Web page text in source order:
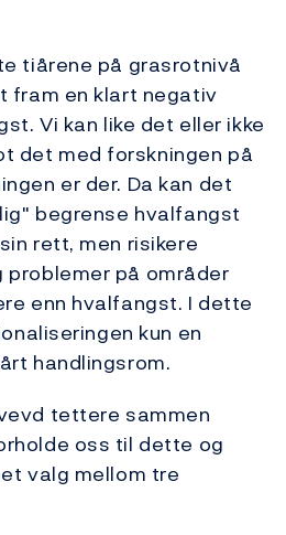
tiårene på grasrotnivå
fram en klart negativ
Vi kan like det eller ikke
det med forskningen på
er der. Da kan det
begrense hvalfangst
rett, men risikere
på områder
enn hvalfangst. I dette
kun en
handlingsrom.
tettere sammen
oss til dette og
valg mellom tre